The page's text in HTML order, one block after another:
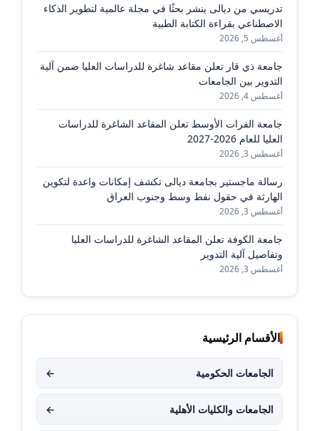
تدريسي من ديالى ينشر بحثًا في مجلة عالمية لتطوير الذكاء
الاصطناعي بقراءة الكتابة الطبية
أغسطس 5, 2026
جامعة ذي قار تعلن مقاعد شاغرة للدراسات العليا ضمن آلية
التدوير بين الجامعات
أغسطس 4, 2026
جامعة الفرات الأوسط تعلن المقاعد الشاغرة للدراسات
العليا للعام 2026-2027
أغسطس 3, 2026
رسالة ماجستير بجامعة ديالى تكشف إمكانات واعدة لتكوين
الهارثة في حقول نفط وسط وجنوب العراق
أغسطس 3, 2026
جامعة الكوفة تعلن المقاعد الشاغرة للدراسات العليا
وتفاصيل آلية التدوير
أغسطس 3, 2026
الأقسام الرئيسية
الجامعات الحكومية ←
الجامعات والكليات الأهلية ←